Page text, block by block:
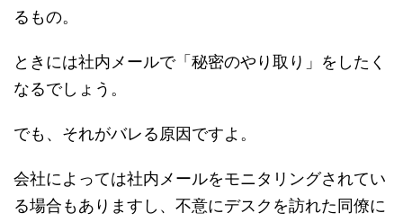
るもの。
ときには社内メールで「秘密のやり取り」をしたく
なるでしょう。
でも、それがバレる原因ですよ。
会社によっては社内メールをモニタリングされてい
る場合もありますし、不意にデスクを訪れた同僚に